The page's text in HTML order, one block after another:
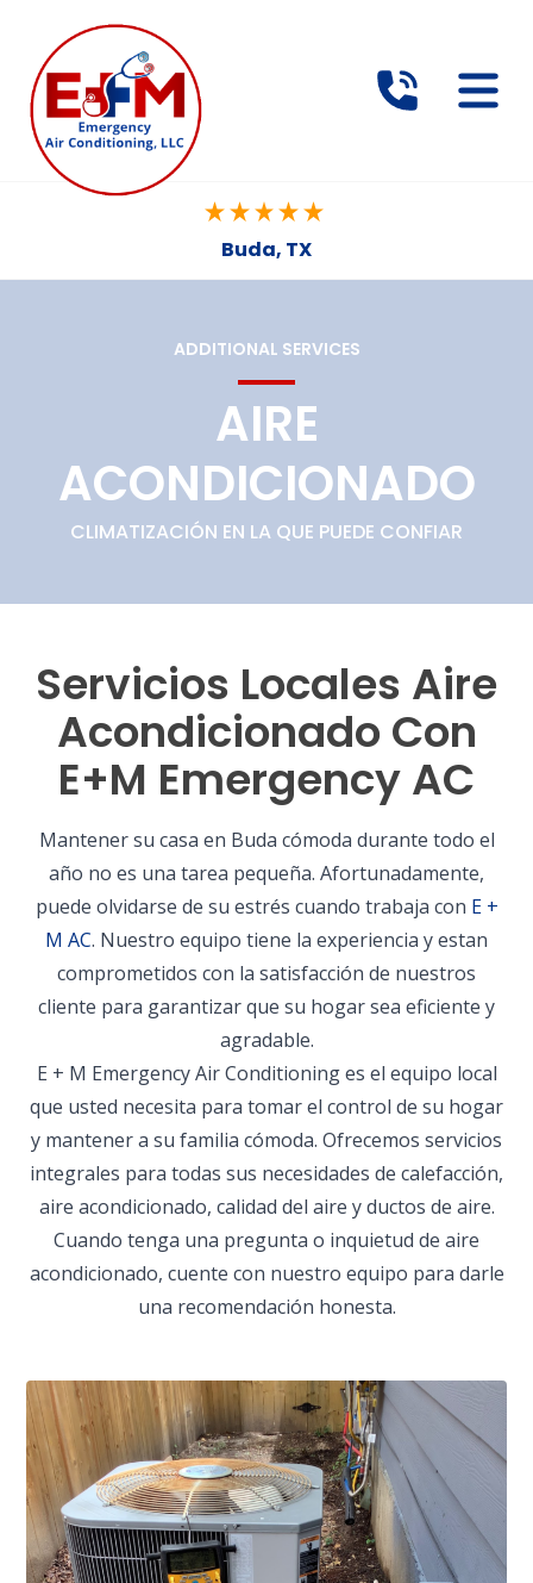
Buda, TX
ADDITIONAL SERVICES
AIRE
ACONDICIONADO
CLIMATIZACIÓN EN LA QUE PUEDE CONFIAR
Servicios Locales Aire
Acondicionado Con
E+M Emergency AC
Mantener su casa en Buda cómoda durante todo el
año no es una tarea pequeña. Afortunadamente,
puede olvidarse de su estrés cuando trabaja con E +
M AC. Nuestro equipo tiene la experiencia y estan
comprometidos con la satisfacción de nuestros
cliente para garantizar que su hogar sea eficiente y
agradable.
E + M Emergency Air Conditioning es el equipo local
que usted necesita para tomar el control de su hogar
y mantener a su familia cómoda. Ofrecemos servicios
integrales para todas sus necesidades de calefacción,
aire acondicionado, calidad del aire y ductos de aire.
Cuando tenga una pregunta o inquietud de aire
acondicionado, cuente con nuestro equipo para darle
una recomendación honesta.